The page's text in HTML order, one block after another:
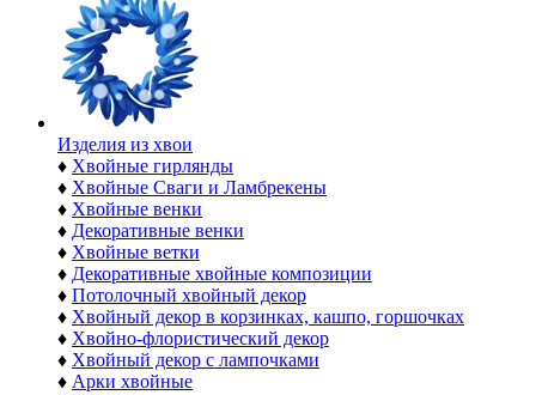
Изделия из хвои
♦ Хвойные гирлянды
♦ Хвойные Сваги и Ламбрекены
♦ Хвойные венки
♦ Декоративные венки
♦ Хвойные ветки
♦ Декоративные хвойные композиции
♦ Потолочный хвойный декор
♦ Хвойный декор в корзинках, кашпо, горшочках
♦ Хвойно-флористический декор
♦ Хвойный декор с лампочками
♦ Арки хвойные